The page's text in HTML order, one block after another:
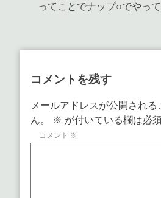
ってことでナップ○でやっ
コメントを残す
メールアドレスが公開され
ん。
※ が付いている欄は必
コメント ※